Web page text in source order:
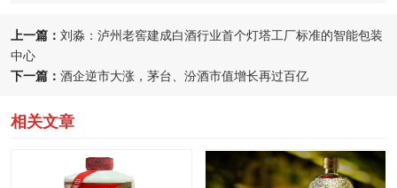
上一篇： 刘淼：泸州老窖建成白酒行业首个灯塔工厂标准的智能包装
中心
下一篇： 酒企逆市大涨，茅台、汾酒市值增长再过百亿
相关文章